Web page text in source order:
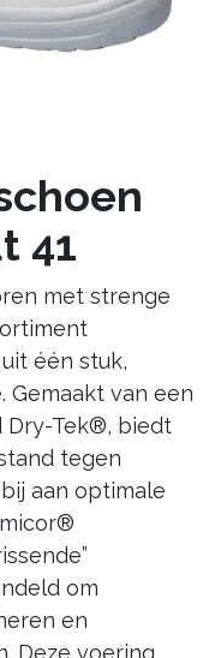
41
met strenge
één stuk,
Gemaakt van een
Dry-Tek®, biedt
tegen
aan optimale
om
en
Deze voering